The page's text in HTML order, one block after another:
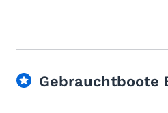
Gebrauchtboote